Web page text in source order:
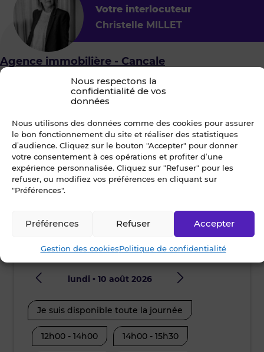
Nous respectons la
confidentialité de vos
données
Nous utilisons des données comme des cookies pour assurer
le bon fonctionnement du site et réaliser des statistiques
d’audience. Cliquez sur le bouton "Accepter" pour donner
votre consentement à ces opérations et profiter d’une
expérience personnalisée. Cliquez sur "Refuser" pour les
refuser, ou modifiez vos préférences en cliquant sur
"Préférences".
Accepter
Refuser
Préférences
Gestion des cookiesPolitique de confidentialité
Votre interlocuteur
Christelle MILLET
Agence immobilière - Cancale
149
Je choisis un ou des créneaux
pour organiser une visite
lundi • 10 août 2026
Je suis disponible toute la journée
12h00 - 14h00 14h00 - 15h30